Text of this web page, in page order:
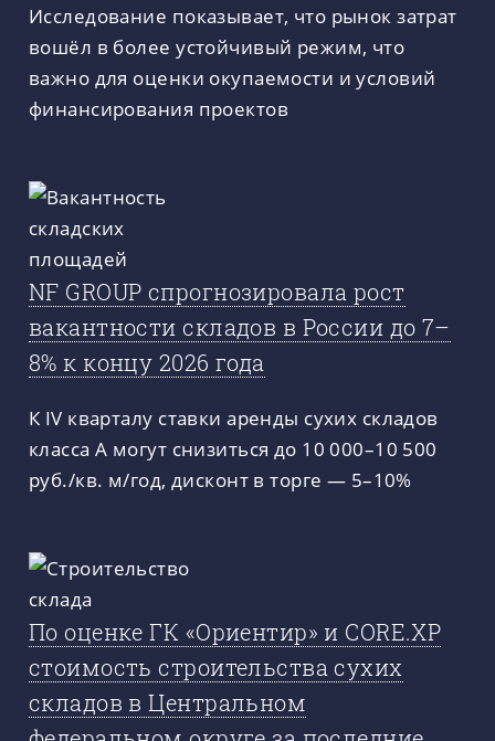
Исследование показывает, что рынок затрат
вошёл в более устойчивый режим, что
важно для оценки окупаемости и условий
финансирования проектов
NF GROUP спрогнозировала рост
вакантности складов в России до 7–
8% к концу 2026 года
К IV кварталу ставки аренды сухих складов
класса A могут снизиться до 10 000–10 500
руб./кв. м/год, дисконт в торге — 5–10%
По оценке ГК «Ориентир» и CORE.XP
стоимость строительства сухих
складов в Центральном